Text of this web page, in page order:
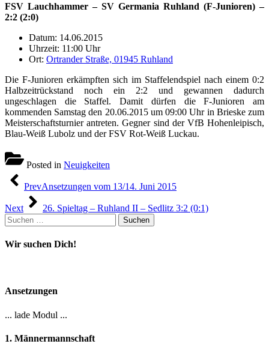
FSV Lauchhammer – SV Germania Ruhland (F-Junioren) –
2:2 (2:0)
Datum: 14.06.2015
Uhrzeit: 11:00 Uhr
Ort: Ortrander Straße, 01945 Ruhland
Die F-Junioren erkämpften sich im Staffelendspiel nach einem 0:2
Halbzeitrückstand noch ein 2:2 und gewannen dadurch
ungeschlagen die Staffel. Damit dürfen die F-Junioren am
kommenden Samstag den 20.06.2015 um 09:00 Uhr in Brieske zum
Meisterschaftsturnier antreten. Gegner sind der VfB Hohenleipisch,
Blau-Weiß Lubolz und der FSV Rot-Weiß Luckau.
Posted in Neuigkeiten
Beitragsnavigation
PrevAnsetzungen vom 13/14. Juni 2015
Next
26. Spieltag – Ruhland II – Sedlitz 3:2 (0:1)
Suchen
nach:
Wir suchen Dich!
Ansetzungen
... lade Modul ...
1. Männermannschaft